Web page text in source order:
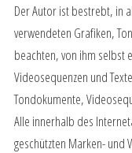
Der Autor ist bestrebt, in
verwendeten Grafiken,
beachten, von ihm selbst
Videosequenzen und
Tondokumente,
Alle innerhalb des
geschützten Marken- und